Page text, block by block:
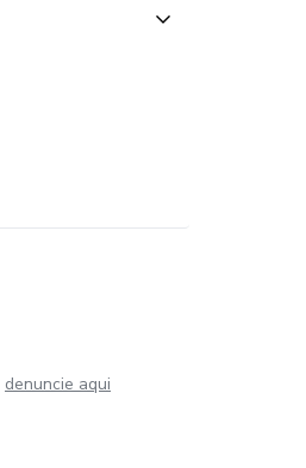
denuncie aqui